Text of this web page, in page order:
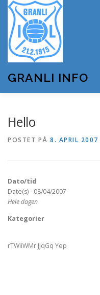
innhold
GRANLI INFO
OM GRANLI INFO
Hello
POSTET PÅ 8. APRIL 2007
Dato/tid
Date(s) - 08/04/2007
Hele dagen
Kategorier
rTWiiWMr JJqGq Yep